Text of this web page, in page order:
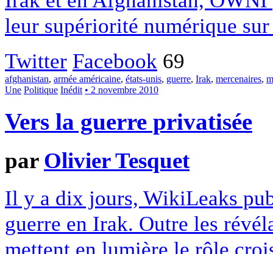
leur supériorité numérique
Twitter Facebook 69
afghanistan, armée américaine, états-unis, guerre, Irak, mercenaires,
Une Politique Inédit • 2 novembre 2010
Vers la guerre privatisée
par Olivier Tesquet
Il y a dix jours, WikiLeaks
guerre en Irak. Outre les